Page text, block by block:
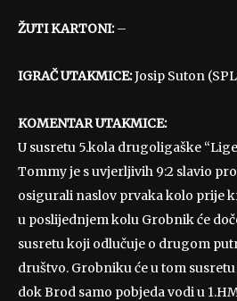
ŽUTI KARTONI:–
IGRAČ UTAKMICE:Josip Suton
KOMENTAR UTAKMICE:
U susretu 5.kola drugoligaške
Tommy je s uvjerljivih 9:2 slavio
osigurali naslov prvaka kolo prije
u poslijednjem kolu Grobnik će
susretu koji odlučuje o drugom
društvo. Grobniku će u tom
dok Brod samo pobjeda vodi u